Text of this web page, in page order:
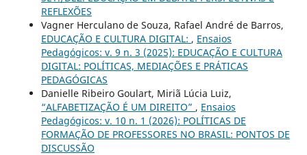
REFLEXÕES
Vagner Herculano de Souza, Rafael André de Barros,
EDUCAÇÃO E CULTURA DIGITAL: , Ensaios
Pedagógicos: v. 9 n. 3 (2025): EDUCAÇÃO E CULTURA
DIGITAL: POLÍTICAS, MEDIAÇÕES E PRÁTICAS
PEDAGÓGICAS
Danielle Ribeiro Goulart, Miriã Lúcia Luiz,
“ALFABETIZAÇÃO É UM DIREITO” , Ensaios
Pedagógicos: v. 10 n. 1 (2026): POLÍTICAS DE
FORMAÇÃO DE PROFESSORES NO BRASIL: PONTOS DE
DISCUSSÃO